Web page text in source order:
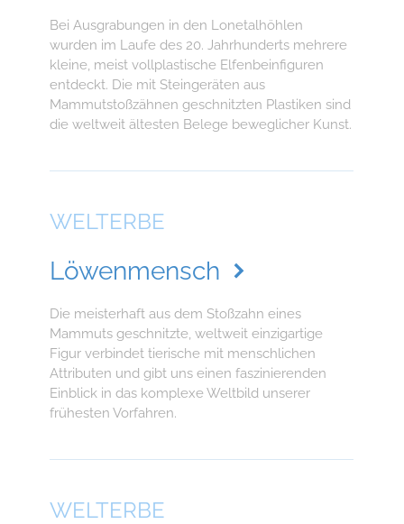
Bei Ausgrabungen in den Lonetalhöhlen
wurden im Laufe des 20. Jahrhunderts mehrere
kleine, meist vollplastische Elfenbeinfiguren
entdeckt. Die mit Steingeräten aus
Mammutstoßzähnen geschnitzten Plastiken sind
die weltweit ältesten Belege beweglicher Kunst.
WELTERBE
Löwenmensch
Die meisterhaft aus dem Stoßzahn eines
Mammuts geschnitzte, weltweit einzigartige
Figur verbindet tierische mit menschlichen
Attributen und gibt uns einen faszinierenden
Einblick in das komplexe Weltbild unserer
frühesten Vorfahren.
WELTERBE